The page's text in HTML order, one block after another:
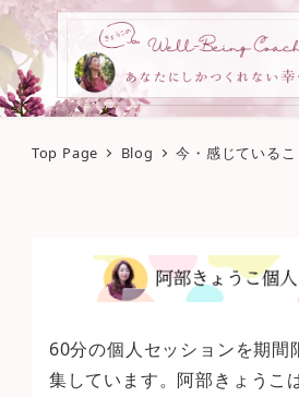
Top Page Blog 今・感じているこ
60分の個人セッションを期間
集しています。阿部きょうこ